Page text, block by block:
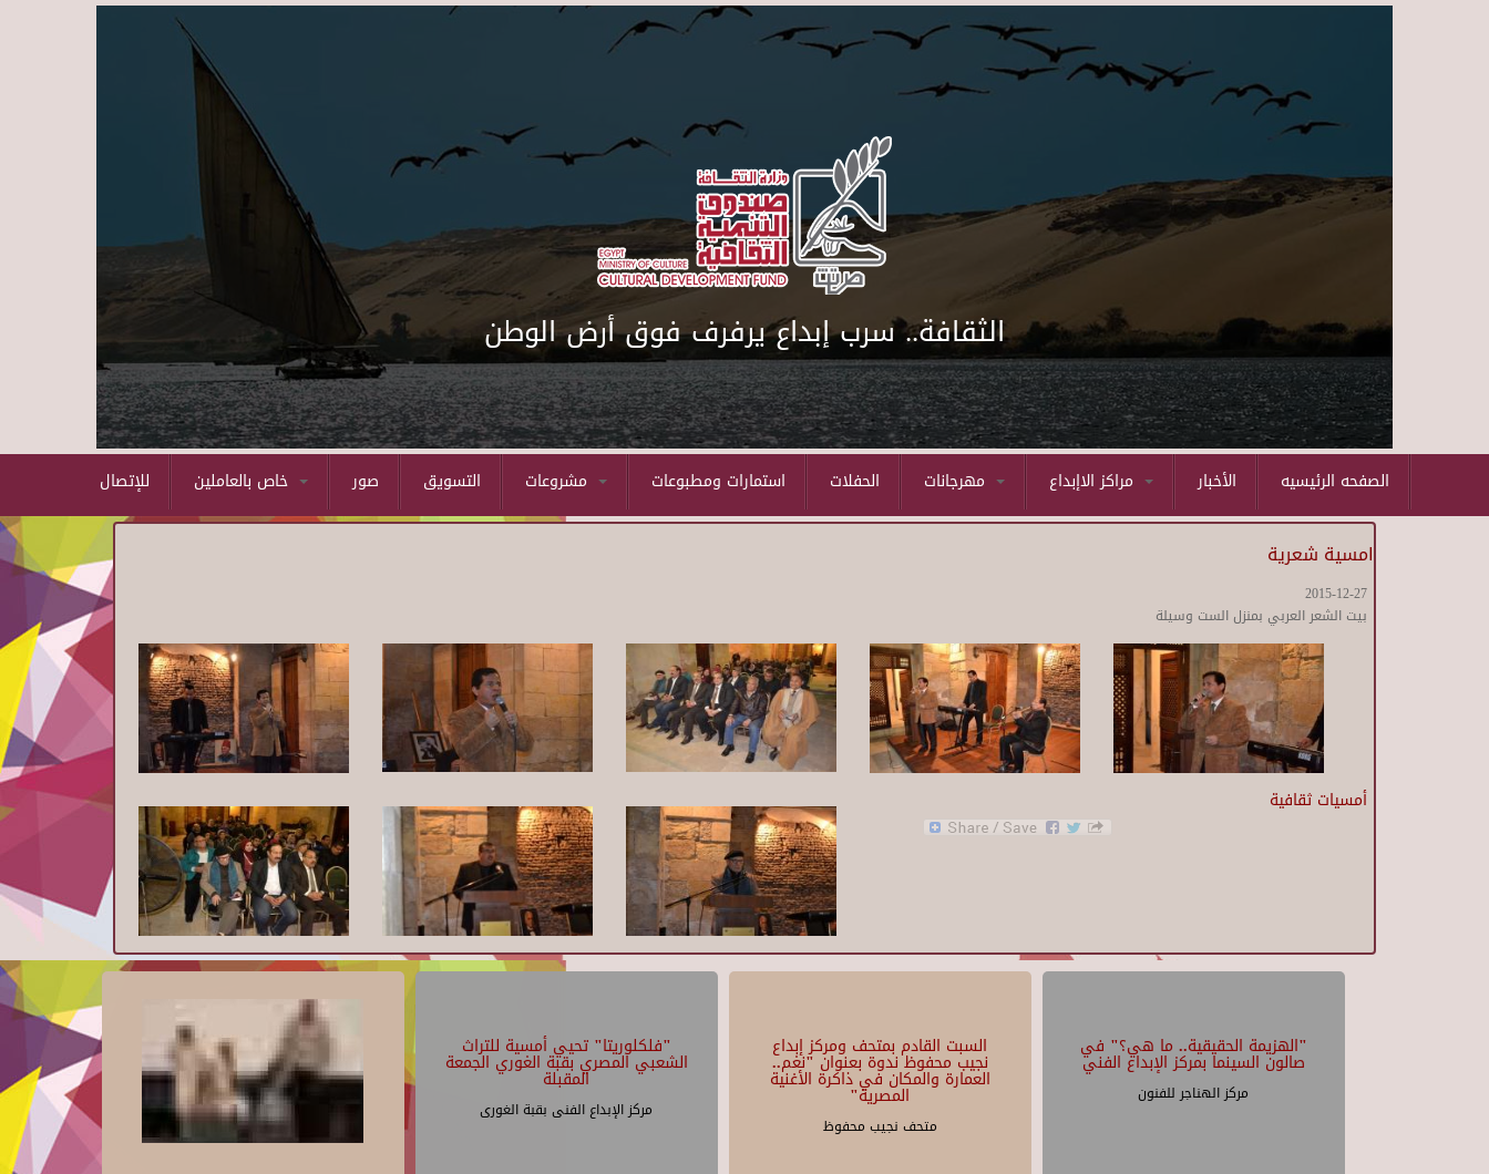
Skip to main content
الثقافة.. سرب إبداع يرفرف فوق أرض الوطن
للإتصال صور التسويق استمارات ومطبوعات الحفلات الأخبار الصفحه الرئيسيه
امسية شعرية
2015-12-27
بيت الشعر العربي بمنزل الست وسيلة
أمسيات ثقافية
"فلكلوريتا" تحيي أمسية للتراث
الشعبي المصري بقبة الغوري الجمعة
المقبلة
مركز الإبداع الفنى بقبة الغورى
السبت القادم بمتحف ومركز إبداع
نجيب محفوظ ندوة بعنوان "نغم..
العمارة والمكان في ذاكرة الأغنية
المصرية"
متحف نجيب محفوظ
"الهزيمة الحقيقية.. ما هي؟" في
صالون السينما بمركز الإبداع الفني
مركز الهناجر للفنون